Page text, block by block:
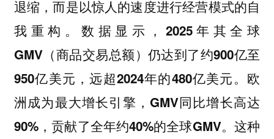
退缩，而是以惊人的速度进行经营模式的自
我重构。数据显示， 2025年其全球
GMV（商品交易总额）仍达到了约900亿至
950亿美元，远超2024年的480亿美元。欧
洲成为最大增长引擎，GMV同比增长高达
90%，贡献了全年约40%的全球GMV。 这种